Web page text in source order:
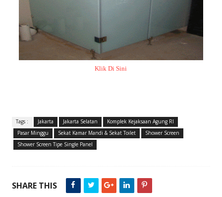
Klik Di Sini
Tags : Jakarta Jakarta Selatan
Komplek Kejaksaan Agung RI
Pasar Minggu
Sekat Kamar Mandi & Sekat Toilet
Shower Screen
Shower Screen Tipe Single Panel
SHARE THIS